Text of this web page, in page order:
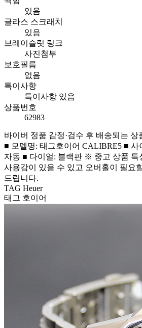
있음
글라스 스크래치
있음
브레이슬릿 링크
사진첨부
보호필름
없음
특이사항
특이사항 있음
상품번호
62983
바이버 정품 감정·검수 후 배송되는 상
■ 모델명: 태그호이어 CALIBRE5 ■ 사
자동 ■ 다이얼: 블랙판 ※ 중고 상품 특
사용감이 있을 수 있고 오버홀이 필요
드립니다.
TAG Heuer
태그 호이어